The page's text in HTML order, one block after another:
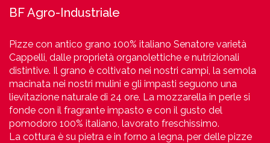
BF Agro-Industriale
Pizze con antico grano 100% italiano Senatore varietà
Cappelli, dalle proprietà organolettiche e nutrizionali
distintive. Il grano è coltivato nei nostri campi, la semola
macinata nei nostri mulini e gli impasti seguono una
lievitazione naturale di 24 ore. La mozzarella in perle si
fonde con il fragrante impasto e con il gusto del
pomodoro 100% italiano, lavorato freschissimo.
La cottura è su pietra e in forno a legna, per delle pizze